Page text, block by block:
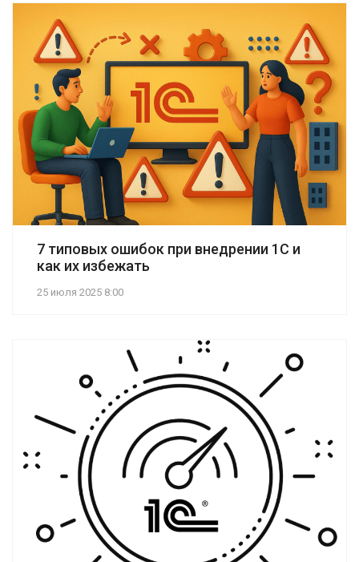
7 типовых ошибок при внедрении 1С и
как их избежать
25 июля 2025 8:00